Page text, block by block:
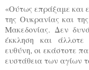
«Ούτως επράξαμε και
της Ουκρανίας και
Μακεδονίας. Δεν
έκκληση και
ευθύνη, οι εκάστοτε
ευστάθεια των αγίων